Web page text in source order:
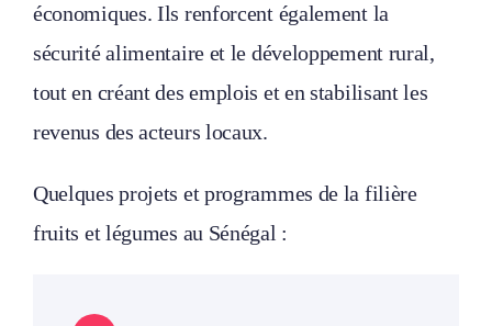
économiques. Ils renforcent également la
sécurité alimentaire et le développement rural,
tout en créant des emplois et en stabilisant les
revenus des acteurs locaux.
Quelques projets et programmes de la filière
fruits et légumes au Sénégal :